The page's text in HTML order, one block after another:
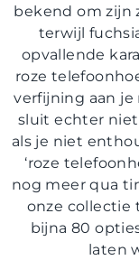
bekend om zijn
terwijl
opvallende
roze
verfijning aan je
sluit echter
als je niet
‘roze
nog meer qua
onze collectie
bijna 80
laten